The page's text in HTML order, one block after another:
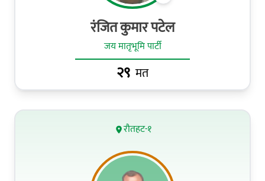
र‌ंजित कुमार पटेल
जय मातृभूमि पार्टी
२९ मत
रौतहट-१